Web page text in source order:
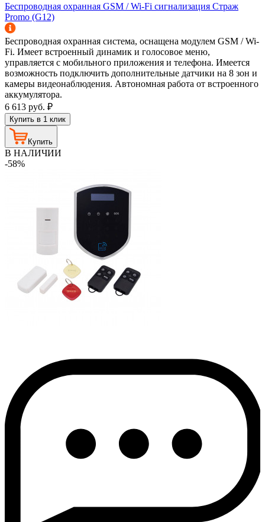
Беспроводная охранная GSM / Wi-Fi сигнализация Страж
Promo (G12)
Беспроводная охранная система, оснащена модулем GSM / Wi-
Fi. Имеет встроенный динамик и голосовое меню,
управляется с мобильного приложения и телефона. Имеется
возможность подключить дополнительные датчики на 8 зон и
камеры видеонаблюдения. Автономная работа от встроенного
аккумулятора.
6 613 руб. ₽
Купить в 1 клик
Купить
В НАЛИЧИИ
-58%